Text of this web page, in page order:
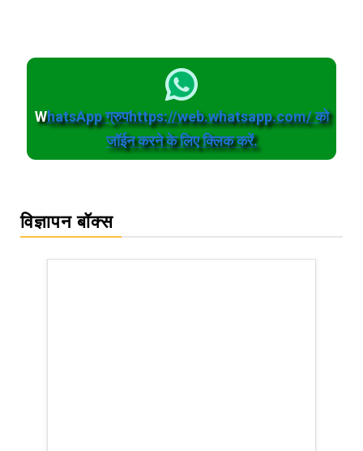
WhatsApp ग्रुपhttps://web.whatsapp.com/ को
जॉईन करने के लिए क्लिक करें.
विज्ञापन बॉक्स